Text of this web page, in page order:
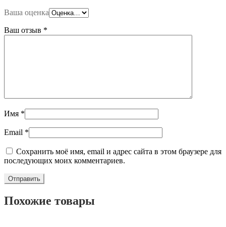
Ваша оценка
Ваш отзыв *
Имя *
Email *
Сохранить моё имя, email и адрес сайта в этом браузере для
последующих моих комментариев.
Похожие товары